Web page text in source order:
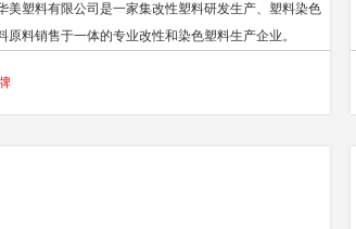
美塑料有限公司是一家集改性塑料研发生产、塑料染色
原料销售于一体的专业改性和染色塑料生产企业。
中化香港化工国际有限公司、东江集团（香港）有限公
奇美是全球主要的塑料与橡胶材料供货商，在台湾和